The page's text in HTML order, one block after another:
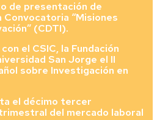
de presentación de
Convocatoria “Misiones
(CDTI).
el CSIC, la Fundación
San Jorge el II
sobre Investigación en
el décimo tercer
del mercado laboral